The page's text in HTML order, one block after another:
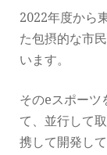
2022年度から
た包摂的な市
います。
そのeスポーツ
て、並行して
携して開発し